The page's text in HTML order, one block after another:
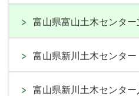
富山県富山土木センタ
富山県新川土木センター
富山県新川土木センタ